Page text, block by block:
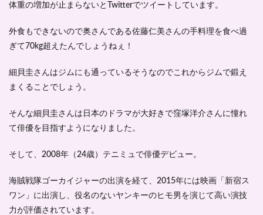
体重の増加が止まらないとTwitterでツイートしています。
外食もできないので奥さんである佐藤仁美さんの手料理を食べ過
ぎて70kg超えたんでしょうねぇ！
細貝圭さんはジムにも通っているそうなのでこれからジムで鍛え
まくることでしょう。
そんな細貝圭さんは日本のドラマが大好きで窪塚洋介さんに憧れ
て俳優を目指すようになりました。
そして、2008年（24歳） テニミュで俳優デビュー。
海賊戦隊ゴーカイジャーの出演を経て、2015年には映画「新宿ス
ワン」に出演し、役名のないヤンキーのヒモ男を演じて高い演技
力が評価されています。